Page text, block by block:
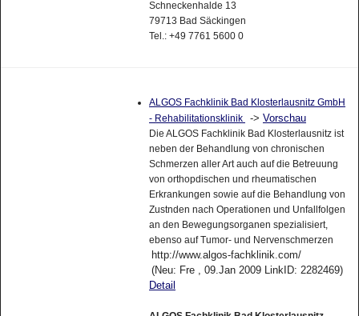
Schneckenhalde 13
79713 Bad Säckingen
Tel.: +49 7761 5600 0
ALGOS Fachklinik Bad Klosterlausnitz GmbH
- Rehabilitationsklinik
-> Vorschau
Die ALGOS Fachklinik Bad Klosterlausnitz ist
neben der Behandlung von chronischen
Schmerzen aller Art auch auf die Betreuung
von orthopdischen und rheumatischen
Erkrankungen sowie auf die Behandlung von
Zustnden nach Operationen und Unfallfolgen
an den Bewegungsorganen spezialisiert,
ebenso auf Tumor- und Nervenschmerzen
http://www.algos-fachklinik.com/
(Neu: Fre , 09.Jan 2009 LinkID: 2282469)
Detail